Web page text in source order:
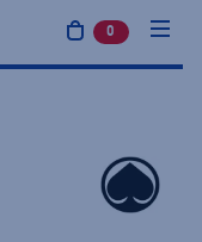
0 tuotetta